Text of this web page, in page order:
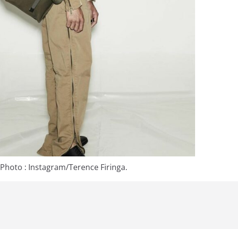
Photo : Instagram/Terence Firinga.